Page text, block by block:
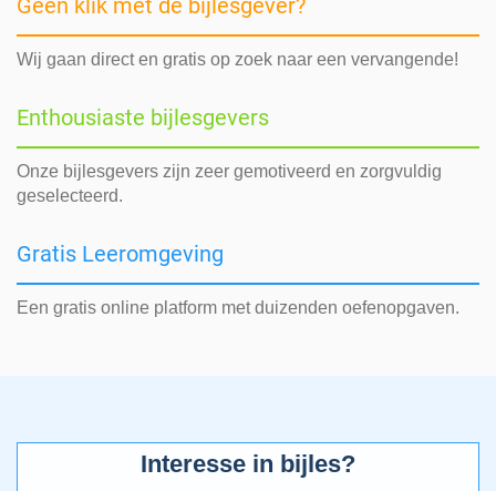
Geen klik met de bijlesgever?
Wij gaan direct en gratis op zoek naar een vervangende!
Enthousiaste bijlesgevers
Onze bijlesgevers zijn zeer gemotiveerd en zorgvuldig
geselecteerd.
Gratis Leeromgeving
Een gratis online platform met duizenden oefenopgaven.
Interesse in bijles?